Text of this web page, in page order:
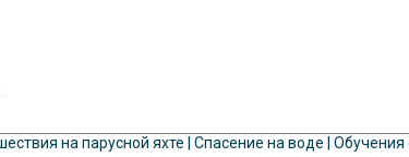
на парусной яхте | Спасение на воде |